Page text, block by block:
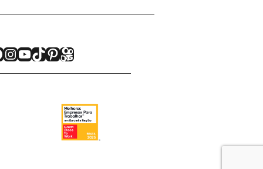
Instagram
Youtube
TikTok
Pinterest
Kwai